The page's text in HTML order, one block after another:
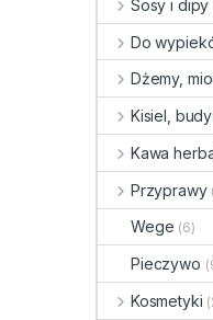
Sosy i dipy
Do
Dżemy,
Kisiel,
Kawa
Przyprawy
Wege (6)
Pieczywo
Kosmetyki